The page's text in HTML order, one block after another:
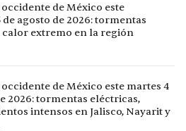
de México este
agosto de 2026: tormentas
calor extremo en la región
de México este martes 4
2026: tormentas eléctricas,
intensos en Jalisco, Nayarit y